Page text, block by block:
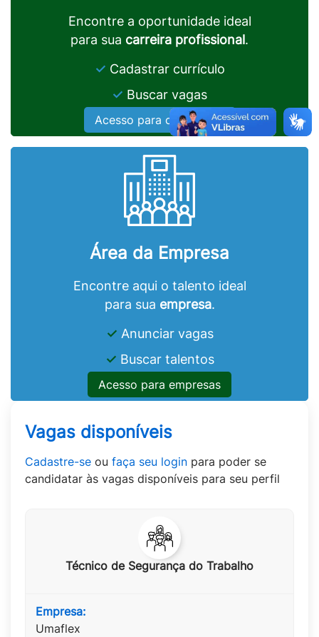
Encontre a oportunidade ideal
para sua carreira profissional.
✓ Cadastrar currículo
✓ Buscar vagas
Acesso para candidatos
Área da Empresa
Encontre aqui o talento ideal
para sua empresa.
✓ Anunciar vagas
✓ Buscar talentos
Acesso para empresas
Vagas disponíveis
Cadastre-se ou faça seu login para poder se
candidatar às vagas disponíveis para seu perfil
Técnico de Segurança do Trabalho
Empresa:
Umaflex